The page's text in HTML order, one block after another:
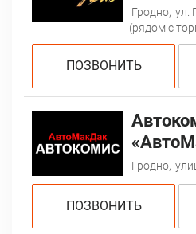
Гродно, ул.
(рядом с
ПОЗВОНИТЬ
Гродно,
ПОЗВОНИТЬ